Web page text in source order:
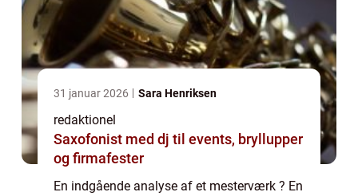
31 januar 2026 Sara Henriksen
redaktionel
Saxofonist med dj til events, bryllupper
og firmafester
En indgående analyse af et mesterværk ? En